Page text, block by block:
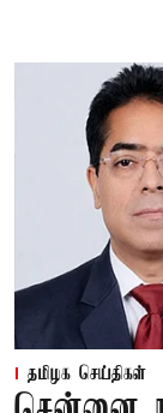
தமிழக செய்திகள்